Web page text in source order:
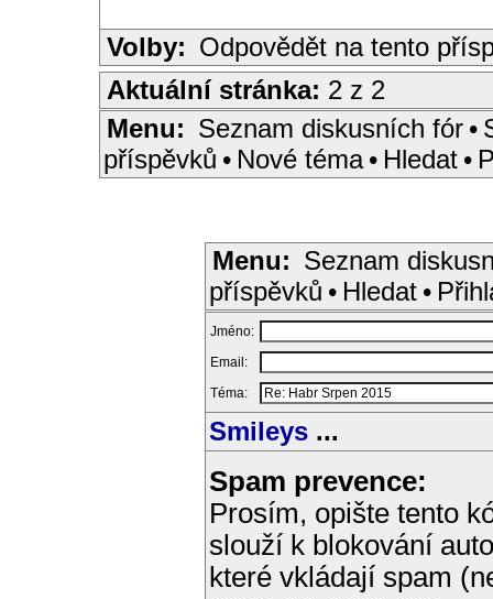
Volby: Odpovědět na tento
Aktuální stránka: 2 z 2
Menu: Seznam diskusních fór •
příspěvků • Nové téma • Hledat •
Menu: Seznam
příspěvků • Hledat •
Jméno:
Email:
Téma:
Smileys ...
Spam prevence:
Prosím, opište tento
slouží k blokování
které vkládají spam